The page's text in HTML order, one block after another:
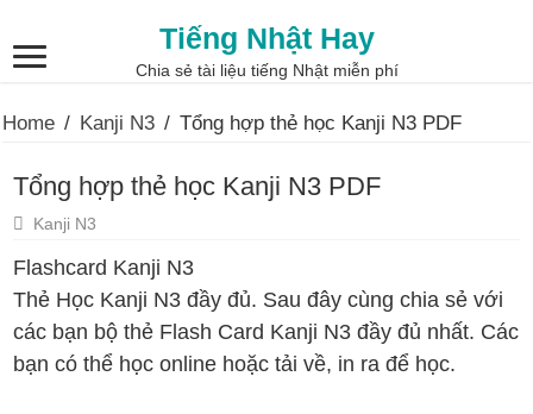
Tiếng Nhật Hay
Chia sẻ tài liệu tiếng Nhật miễn phí
Home / Kanji N3 / Tổng hợp thẻ học Kanji N3 PDF
Tổng hợp thẻ học Kanji N3 PDF
Kanji N3
Flashcard Kanji N3
Thẻ Học Kanji N3 đầy đủ. Sau đây cùng chia sẻ với
các bạn bộ thẻ Flash Card Kanji N3 đầy đủ nhất. Các
bạn có thể học online hoặc tải về, in ra để học.